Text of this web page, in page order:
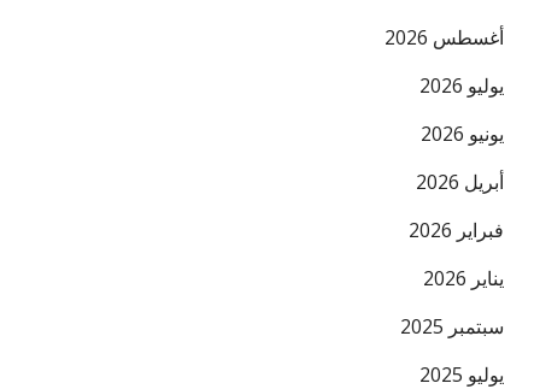
أغسطس 2026
يوليو 2026
يونيو 2026
أبريل 2026
فبراير 2026
يناير 2026
سبتمبر 2025
يوليو 2025